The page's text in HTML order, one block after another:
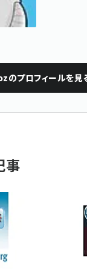
のプロフィールを見
事